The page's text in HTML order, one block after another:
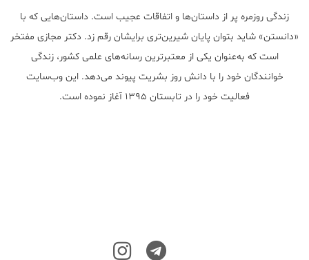
زندگی روزمره پر از داستان‌ها و اتفاقات عجیب است. داستان‌هایی که با
«دانستن» شاید بتوان پایان شیرین‌تری برایشان رقم زد. دکتر مجازی مفتخر
است که به‌عنوان یکی از معتبر‌ترین رسانه‌های علمی کشور، زندگی
خوانندگان خود را با دانش روز بشریت پیوند می‌دهد. این وب‌سایت
فعالیت خود را در تابستان ۱۳۹۵ آغاز نموده است.